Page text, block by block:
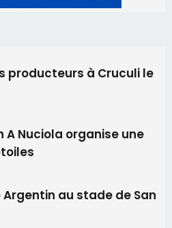
A Nuciola organise une
au stade de San
Sainte-Marie et
end du tournoi du